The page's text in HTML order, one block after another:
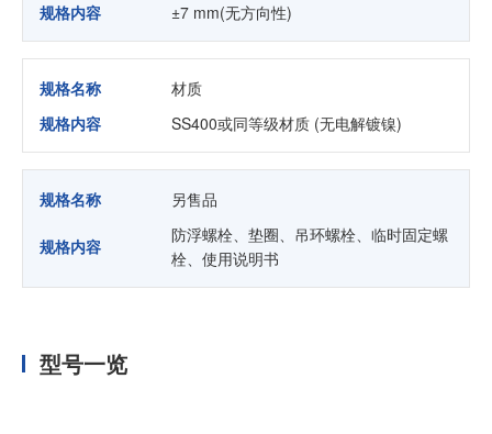
规格内容
±7 mm(无方向性)
规格名称
材质
规格内容
SS400或同等级材质 (无电解镀镍)
规格名称 另售品
规格内容
防浮螺栓、垫圈、吊环螺栓、临时固定螺
栓、使用说明书
型号一览